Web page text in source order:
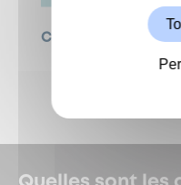
Canicule :